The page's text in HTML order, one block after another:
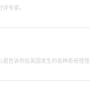
专家。
君告诉你在英国发生的各种奇奇怪